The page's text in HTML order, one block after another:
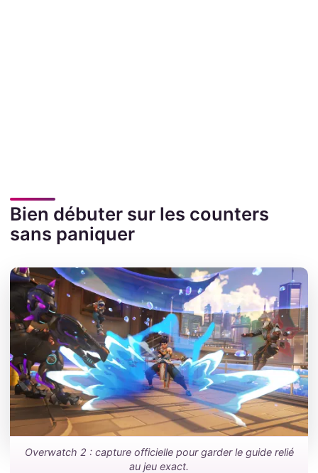
Bien débuter sur les counters
sans paniquer
Overwatch 2 : capture officielle pour garder le guide relié
au jeu exact.